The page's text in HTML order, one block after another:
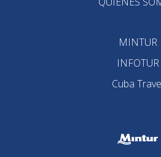
MINTUR
INFOTUR
Cuba